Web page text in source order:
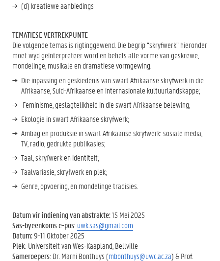
(d) kreatiewe aanbiedings
TEMATIESE VERTREKPUNTE
Die volgende temas is rigtinggewend. Die begrip “skryfwerk” hieronder
moet wyd geïnterpreteer word en behels alle vorme van geskrewe,
mondelinge, musikale en dramatiese vormgewing.
Die inpassing en geskiedenis van swart Afrikaanse skryfwerk in die
Afrikaanse, Suid-Afrikaanse en internasionale kultuurlandskappe;
Feminisme, geslagtelikheid in die swart Afrikaanse belewing;
Ekologie in swart Afrikaanse skryfwerk;
Ambag en produksie in swart Afrikaanse skryfwerk: sosiale media,
TV, radio, gedrukte publikasies;
Taal, skryfwerk en identiteit;
Taalvariasie, skryfwerk en plek;
Genre, opvoering, en mondelinge tradisies.
Datum vir indiening van abstrakte:15 Mei 2025
Sas-byeenkoms e-pos: uwk.sas@gmail.com
Datum:9-11 Oktober 2025
Plek: Universiteit van Wes-Kaapland, Bellville
Sameroepers: Dr. Marni Bonthuys (mbonthuys@uwc.ac.za) & Prof.